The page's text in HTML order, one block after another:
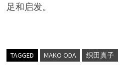
足和启发。
TAGGED MAKO ODA 织田真子